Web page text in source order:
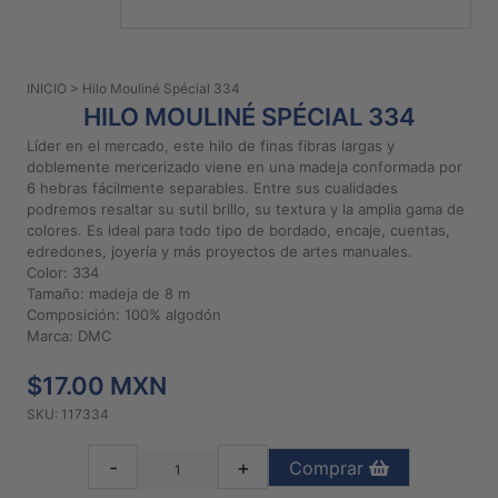
Preguntas
Aviso De
Privacidad
Políticas
Compra
Diseños
INICIO > Hilo Mouliné Spécial 334
HILO MOULINÉ SPÉCIAL 334
Líder en el mercado, este hilo de finas fibras largas y
doblemente mercerizado viene en una madeja conformada por
6 hebras fácilmente separables. Entre sus cualidades
podremos resaltar su sutil brillo, su textura y la amplia gama de
colores. Es ideal para todo tipo de bordado, encaje, cuentas,
edredones, joyería y más proyectos de artes manuales.
Color: 334
Tamaño: madeja de 8 m
Composición: 100% algodón
Marca: DMC
$17.00 MXN
SKU: 117334
- + Comprar